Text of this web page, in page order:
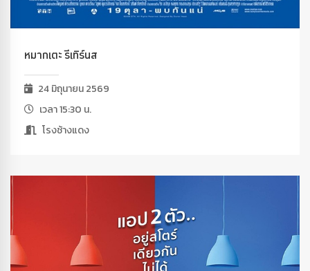
หมากเตะ รีเทิร์นส
24 มิถุนายน 2569
เวลา 15:30 น.
โรงช้างแดง